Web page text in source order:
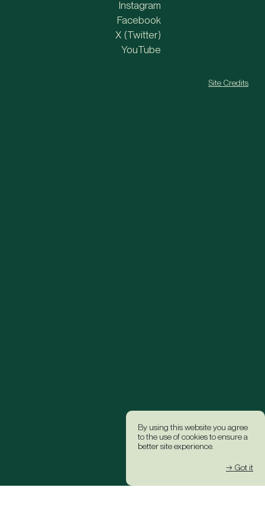
By using this website you agree
to the use of cookies to ensure a
better site experience.
→ Got it
Instagram
Facebook
X (Twitter)
YouTube
Site Credits